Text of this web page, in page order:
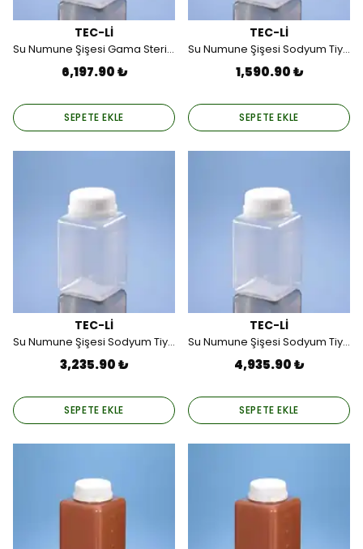
TEC-Lİ
Su Numune Şişesi Gama Steril, Tek Tek Poşetli, Pet, 1000 ML (36 Adet).
6,197.90 ₺
SEPETE EKLE
TEC-Lİ
Su Numune Şişesi Sodyum Tiyosülfat'lı, Gama Steril, Pet 1000 ML (12 Adet).
1,590.90 ₺
SEPETE EKLE
TEC-Lİ
Su Numune Şişesi Sodyum Tiyosülfat'lı, Gama Steril, Pet 1000 ML (24 Adet).
3,235.90 ₺
SEPETE EKLE
TEC-Lİ
Su Numune Şişesi Sodyum Tiyosülfat'lı, Gama Steril, Pet 1000 ML (36 Adet).
4,935.90 ₺
SEPETE EKLE